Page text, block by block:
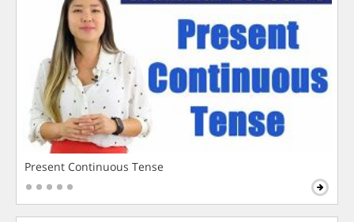
Present Continuous Tense